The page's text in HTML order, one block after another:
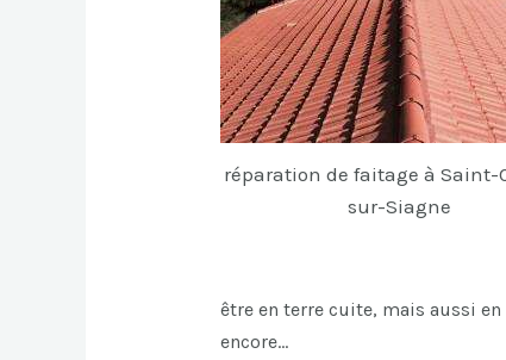
réparation de faitage à Saint-
sur-Siagne
être en terre cuite, mais aussi
encore…